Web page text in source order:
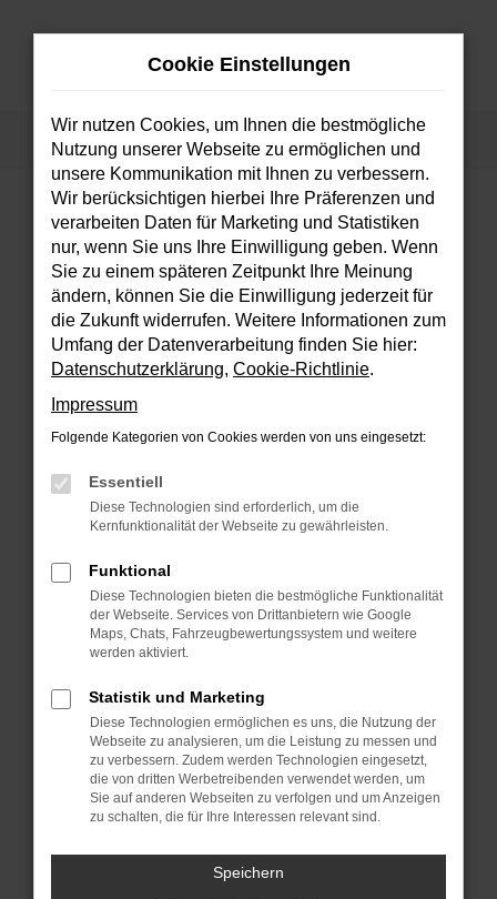
Zum
Startseite Fahrzeugsuche
FEHLER: NETWORK ERROR
Beim Laden ist ein Fehler aufgetreten.
Hier sind ein paar Tipps, die dir helfen können:
Überprüfe deine Firewall und deine
Internetverbindung.
Laden andere Webseiten, zum Beispiel
deine Suchmaschine?
Prüfe deine Browsererweiterungen.
Manche Erweiterungen, wie Werbeblocker,
können das Laden bestimmter Seiten
anderen Browser oder in einem privaten
Fenster?
Starte dein Gerät neu.
vorübergehende Probleme zu beheben.
Stelle sicher, dass dein Browser und dein
Betriebssystem auf dem neuesten Stand
sind.
Veraltete Software birgt nicht nur ein
führen, dass bestimmte Funktionen nicht
Cookie Einstellungen
Wir nutzen Cookies, um Ihnen die bestmögliche
Nutzung unserer Webseite zu ermöglichen und
unsere Kommunikation mit Ihnen zu verbessern.
Wir berücksichtigen hierbei Ihre Präferenzen und
verarbeiten Daten für Marketing und Statistiken
nur, wenn Sie uns Ihre Einwilligung geben. Wenn
Sie zu einem späteren Zeitpunkt Ihre Meinung
ändern, können Sie die Einwilligung jederzeit für
die Zukunft widerrufen. Weitere Informationen zum
Umfang der Datenverarbeitung finden Sie hier:
Datenschutzerklärung, Cookie-Richtlinie.
Impressum
Folgende Kategorien von Cookies werden von uns eingesetzt:
Essentiell
Diese Technologien sind erforderlich, um die
Kernfunktionalität der Webseite zu gewährleisten.
Funktional
Diese Technologien bieten die bestmögliche Funktionalität
der Webseite. Services von Drittanbietern wie Google
Maps, Chats, Fahrzeugbewertungssystem und weitere
werden aktiviert.
Statistik und Marketing
Diese Technologien ermöglichen es uns, die Nutzung der
Webseite zu analysieren, um die Leistung zu messen und
zu verbessern. Zudem werden Technologien eingesetzt,
die von dritten Werbetreibenden verwendet werden, um
Sie auf anderen Webseiten zu verfolgen und um Anzeigen
zu schalten, die für Ihre Interessen relevant sind.
Speichern